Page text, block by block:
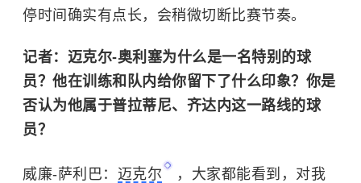
停时间确实有点长，会稍微切断比赛节奏。
记者：迈克尔-奥利塞为什么是一名特别的球
员？他在训练和队内给你留下了什么印象？你是
否认为他属于普拉蒂尼、齐达内这一路线的球
员？
威廉-萨利巴： 迈克尔
，大家都能看到，对我